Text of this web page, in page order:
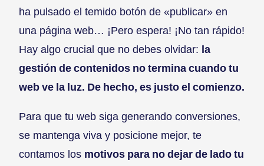
ha pulsado el temido botón de «publicar» en
una página web… ¡Pero espera! ¡No tan rápido!
Hay algo crucial que no debes olvidar: la
gestión de contenidos no termina cuando tu
web ve la luz. De hecho, es justo el comienzo.
Para que tu web siga generando conversiones,
se mantenga viva y posicione mejor, te
contamos los motivos para no dejar de lado tu